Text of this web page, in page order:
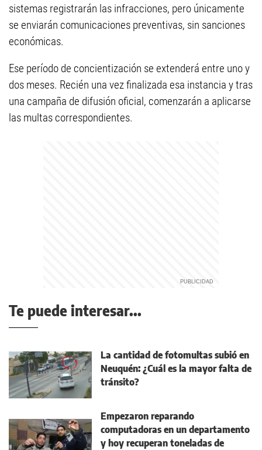
sistemas registrarán las infracciones, pero únicamente
se enviarán comunicaciones preventivas, sin sanciones
económicas.
Ese período de concientización se extenderá entre uno y
dos meses. Recién una vez finalizada esa instancia y tras
una campaña de difusión oficial, comenzarán a aplicarse
las multas correspondientes.
Te puede interesar...
La cantidad de fotomultas subió en
Neuquén: ¿Cuál es la mayor falta de
tránsito?
Empezaron reparando
computadoras en un departamento
y hoy recuperan toneladas de